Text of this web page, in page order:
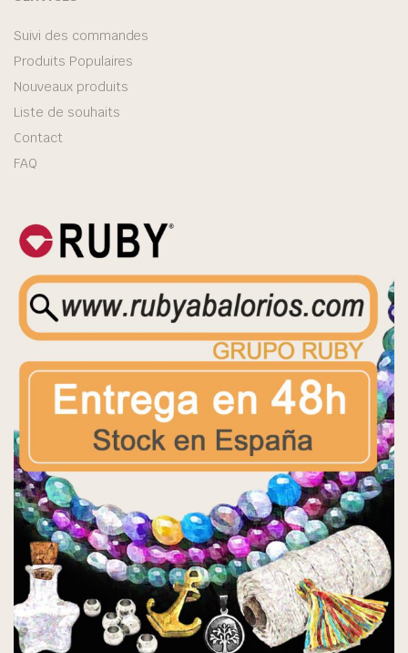
Suivi des commandes
Produits Populaires
Nouveaux produits
Liste de souhaits
Contact
FAQ